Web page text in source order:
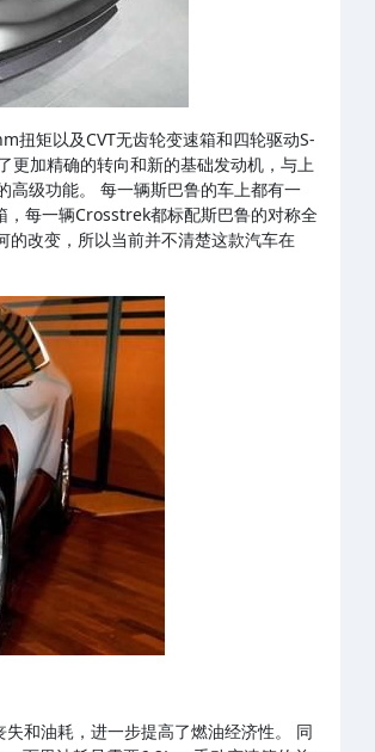
扭矩以及CVT无齿轮变速箱和四轮驱动S-
更加精确的转向和新的基础发动机，与上
级功能。 每一辆斯巴鲁的车上都有一
，每一辆Crosstrek都标配斯巴鲁的对称全
改变，所以当前并不清楚这款汽车在
和油耗，进一步提高了燃油经济性。 同